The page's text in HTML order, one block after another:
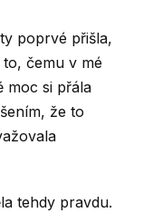
poprvé přišla,
čemu v mé
moc si přála
že to
tehdy pravdu.